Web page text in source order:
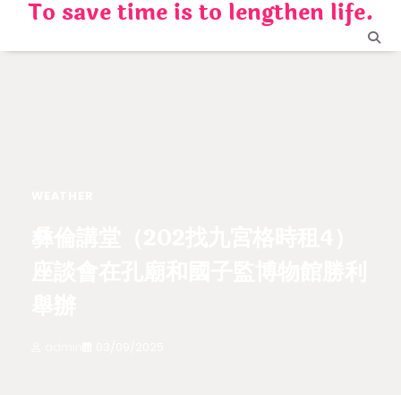
content
To save time is to lengthen life.